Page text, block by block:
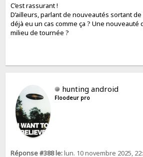
C’est rassurant !
D’ailleurs, parlant de nouveautés sortant
déjà eu un cas comme ça ? Une nouveauté
milieu de tournée ?
hunting android
Floodeur pro
Réponse #388 le:lun. 10 novembre 2025,